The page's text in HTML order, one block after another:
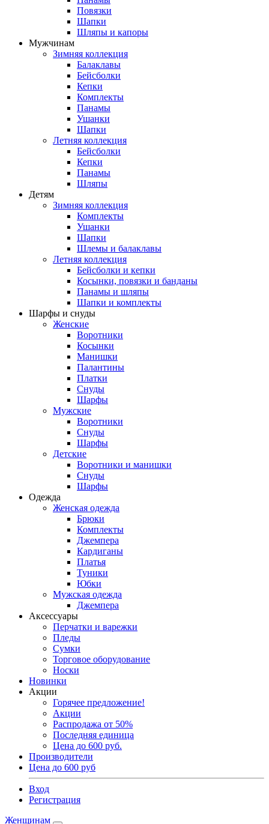
Повязки
Шапки
Шляпы и капоры
Мужчинам
Зимняя коллекция
Балаклавы
Бейсболки
Кепки
Комплекты
Панамы
Ушанки
Шапки
Летняя коллекция
Бейсболки
Кепки
Панамы
Шляпы
Детям
Зимняя коллекция
Комплекты
Ушанки
Шапки
Шлемы и балаклавы
Летняя коллекция
Бейсболки и кепки
Косынки, повязки и банданы
Панамы и шляпы
Шапки и комплекты
Шарфы и снуды
Женские
Воротники
Косынки
Манишки
Палантины
Платки
Снуды
Шарфы
Мужские
Воротники
Снуды
Шарфы
Детские
Воротники и манишки
Снуды
Шарфы
Одежда
Женская одежда
Брюки
Комплекты
Джемпера
Кардиганы
Платья
Туники
Юбки
Мужская одежда
Джемпера
Аксессуары
Перчатки и варежки
Пледы
Сумки
Торговое оборудование
Носки
Новинки
Акции
Горячее предложение!
Акции
Распродажа от 50%
Последняя единица
Цена до 600 руб.
Производители
Цена до 600 руб
Вход
Регистрация
Женщинам